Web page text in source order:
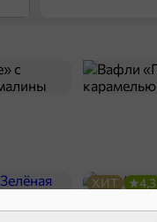
ХИТ 4,3